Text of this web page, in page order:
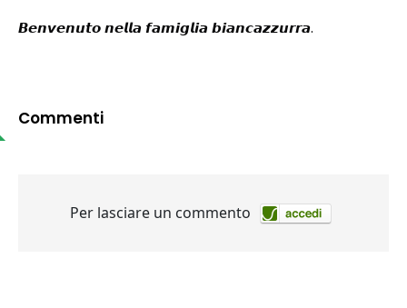
𝘽𝙚𝙣𝙫𝙚𝙣𝙪𝙩𝙤 𝙣𝙚𝙡𝙡𝙖 𝙛𝙖𝙢𝙞𝙜𝙡𝙞𝙖 𝙗𝙞𝙖𝙣𝙘𝙖𝙯𝙯𝙪𝙧𝙧𝙖.
Commenti